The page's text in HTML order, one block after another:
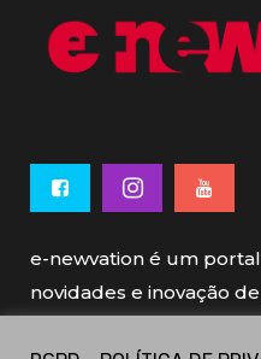
e-newvation é um
novidades e inovação